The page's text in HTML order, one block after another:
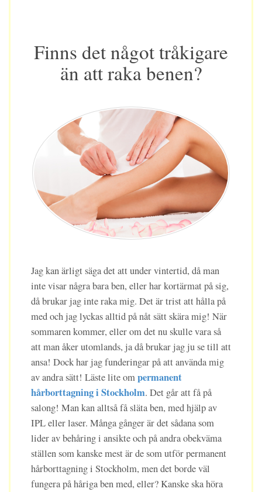
Finns det något tråkigare
än att raka benen?
Jag kan ärligt säga det att under vintertid, då man
inte visar några bara ben, eller har kortärmat på sig,
då brukar jag inte raka mig. Det är trist att hålla på
med och jag lyckas alltid på nåt sätt skära mig! När
sommaren kommer, eller om det nu skulle vara så
att man åker utomlands, ja då brukar jag ju se till att
ansa! Dock har jag funderingar på att använda mig
av andra sätt! Läste lite ompermanent
hårborttagning i Stockholm. Det går att få på
salong! Man kan alltså få släta ben, med hjälp av
IPL eller laser. Många gånger är det sådana som
lider av behåring i ansikte och på andra obekväma
ställen som kanske mest är de som utför permanent
hårborttagning i Stockholm, men det borde väl
fungera på håriga ben med, eller? Kanske ska höra